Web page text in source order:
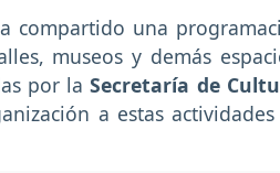
compartido una
museos y demás
por laSecretaría de
a estas